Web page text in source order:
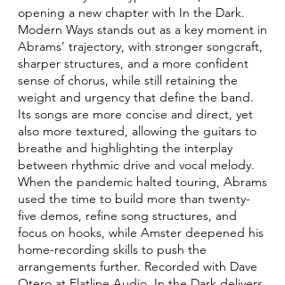
opening a new chapter with In the Dark.
Modern Ways stands out as a key moment in
Abrams’ trajectory, with stronger songcraft,
sharper structures, and a more confident
sense of chorus, while still retaining the
weight and urgency that define the band.
Its songs are more concise and direct, yet
also more textured, allowing the guitars to
breathe and highlighting the interplay
between rhythmic drive and vocal melody.
When the pandemic halted touring, Abrams
used the time to build more than twenty-
five demos, refine song structures, and
focus on hooks, while Amster deepened his
home-recording skills to push the
arrangements further. Recorded with Dave